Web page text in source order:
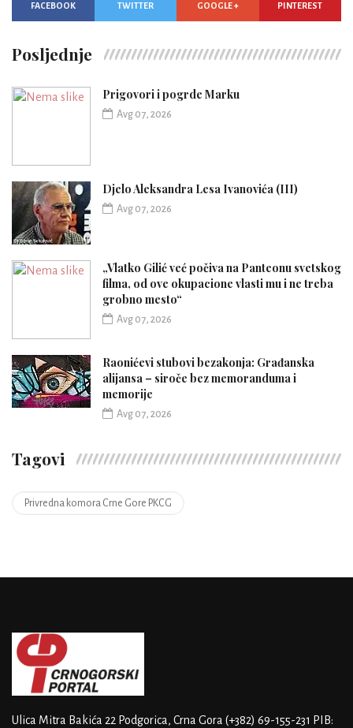
FACEBOOK TWITTER GOOGLE + PINTEREST
Posljednje
Prigovori i pogrde Marku
Avg 07, 2026
Djelo Aleksandra Lesa Ivanovića (III)
Avg 07, 2026
„Vlatko Gilić već počiva na Panteonu svetskog
filma, od ove okupacione vlasti mu i ne treba
grobno mesto“
Avg 07, 2026
Raonićevi stubovi bezakonja: Građanska
alijansa – siroče bez memoranduma i
memorije
Avg 07, 2026
Tagovi
Privredna komora Crne Gore PKCG
Ulica Mitra Bakića 22 Podgorica, Crna Gora (+382) 69-155-231 PIB: